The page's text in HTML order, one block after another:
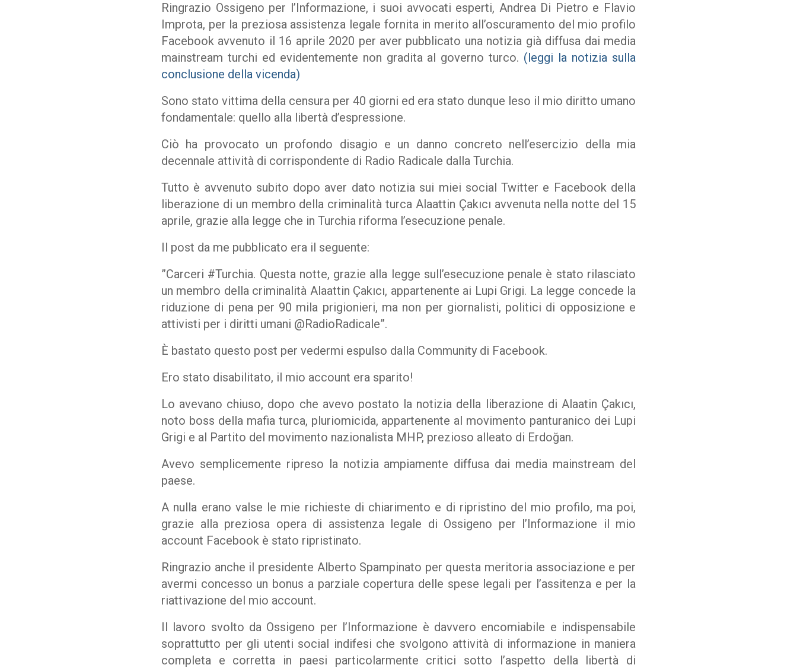
Ringrazio Ossigeno per l’Informazione, i suoi avvocati esperti, Andrea Di Pietro e Flavio
Improta, per la preziosa assistenza legale fornita in merito all’oscuramento del mio profilo
Facebook avvenuto il 16 aprile 2020 per aver pubblicato una notizia già diffusa dai media
mainstream turchi ed evidentemente non gradita al governo turco. (leggi la notizia sulla
conclusione della vicenda)
Sono stato vittima della censura per 40 giorni ed era stato dunque leso il mio diritto umano
fondamentale: quello alla libertà d’espressione.
Ciò ha provocato un profondo disagio e un danno concreto nell’esercizio della mia
decennale attività di corrispondente di Radio Radicale dalla Turchia.
Tutto è avvenuto subito dopo aver dato notizia sui miei social Twitter e Facebook della
liberazione di un membro della criminalità turca Alaattin Çakıcı avvenuta nella notte del 15
aprile, grazie alla legge che in Turchia riforma l’esecuzione penale.
Il post da me pubblicato era il seguente:
”Carceri #Turchia. Questa notte, grazie alla legge sull’esecuzione penale è stato rilasciato
un membro della criminalità Alaattin Çakıcı, appartenente ai Lupi Grigi. La legge concede la
riduzione di pena per 90 mila prigionieri, ma non per giornalisti, politici di opposizione e
attivisti per i diritti umani @RadioRadicale”.
È bastato questo post per vedermi espulso dalla Community di Facebook.
Ero stato disabilitato, il mio account era sparito!
Lo avevano chiuso, dopo che avevo postato la notizia della liberazione di Alaatin Çakıcı,
noto boss della mafia turca, pluriomicida, appartenente al movimento panturanico dei Lupi
Grigi e al Partito del movimento nazionalista MHP, prezioso alleato di Erdoğan.
Avevo semplicemente ripreso la notizia ampiamente diffusa dai media mainstream del
paese.
A nulla erano valse le mie richieste di chiarimento e di ripristino del mio profilo, ma poi,
grazie alla preziosa opera di assistenza legale di Ossigeno per l’Informazione il mio
account Facebook è stato ripristinato.
Ringrazio anche il presidente Alberto Spampinato per questa meritoria associazione e per
avermi concesso un bonus a parziale copertura delle spese legali per l’assitenza e per la
riattivazione del mio account.
Il lavoro svolto da Ossigeno per l’Informazione è davvero encomiabile e indispensabile
soprattutto per gli utenti social indifesi che svolgono attività di informazione in maniera
completa e corretta in paesi particolarmente critici sotto l’aspetto della libertà di